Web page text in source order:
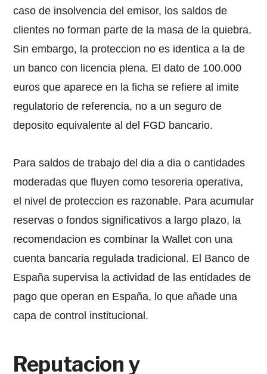
caso de insolvencia del emisor, los saldos de
clientes no forman parte de la masa de la quiebra.
Sin embargo, la proteccion no es identica a la de
un banco con licencia plena. El dato de 100.000
euros que aparece en la ficha se refiere al imite
regulatorio de referencia, no a un seguro de
deposito equivalente al del FGD bancario.
Para saldos de trabajo del dia a dia o cantidades
moderadas que fluyen como tesoreria operativa,
el nivel de proteccion es razonable. Para acumular
reservas o fondos significativos a largo plazo, la
recomendacion es combinar la Wallet con una
cuenta bancaria regulada tradicional. El Banco de
España supervisa la actividad de las entidades de
pago que operan en España, lo que añade una
capa de control institucional.
Reputacion y